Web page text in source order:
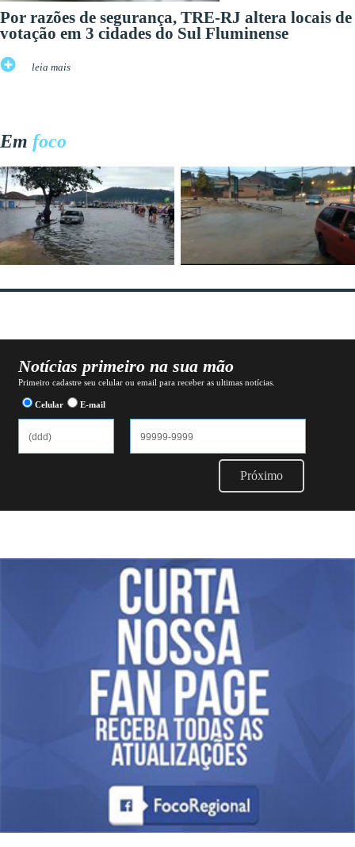
Por razões de segurança, TRE-RJ altera locais de
votação em 3 cidades do Sul Fluminense
leia mais
Em foco
Notícias primeiro na sua mão
Primeiro cadastre seu celular ou email para receber as ultimas notícias.
Celular E-mail
Próximo